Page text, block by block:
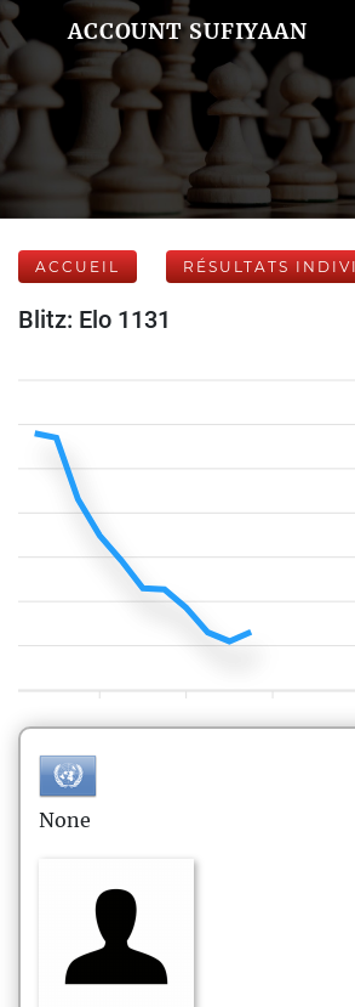
ACCOUNT SUFIYAAN
ACCUEIL RÉSULTATS
Blitz: Elo 1131
None